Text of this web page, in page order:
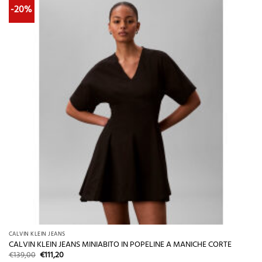
-20%
CALVIN KLEIN JEANS
CALVIN KLEIN JEANS MINIABITO IN POPELINE A MANICHE CORTE
€139,00 Il
€111,20Il